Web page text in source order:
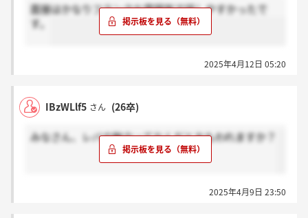
面接はかなりフランクな雰囲気で話しやすかったで
す。
2025年4月12日 05:20
IBzWLlf5 さん (26卒)
みなさん、レバの魅力ってなんだとおもわれますか？
2025年4月9日 23:50